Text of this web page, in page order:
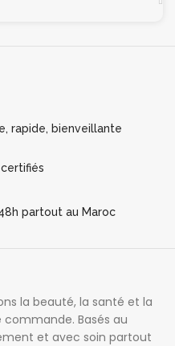
rapide, bienveillante
partout au Maroc
la beauté, la santé et la
Basés au
et avec soin partout